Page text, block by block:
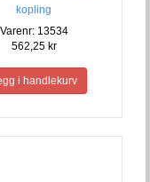
kopling
Varenr: 13534
562,25 kr